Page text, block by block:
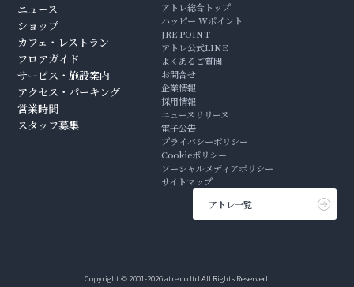
ニュース
ショップ
カフェ・レストラン
フロアガイド
サービス・施設案内
アクセス・パーキング
営業時間
スタッフ募集
アトレ総合トップ
ハッピー Wポイント
JRE POINT
アトレ公式LINE
よくあるご質問
お問合せ
企業情報
採用情報
ニュースリリース
電子公告
プライバシーポリシー
Cookieポリシー
ソーシャルメディアポリシー
サイトマップ
アトレ一覧
Copyright © 2001-2026 atre co.ltd All Rights Reserved.